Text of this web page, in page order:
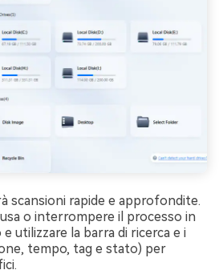
scansioni rapide e approfondite.
o interrompere il processo in
utilizzare la barra di ricerca e i
tempo, tag e stato) per